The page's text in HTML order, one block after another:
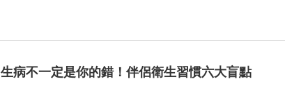
生病不一定是你的錯！伴侶衛生習慣六大盲點